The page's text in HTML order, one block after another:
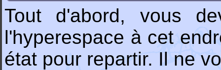
Tout d'abord, vous
l'hyperespace à cet
état pour repartir. Il ne